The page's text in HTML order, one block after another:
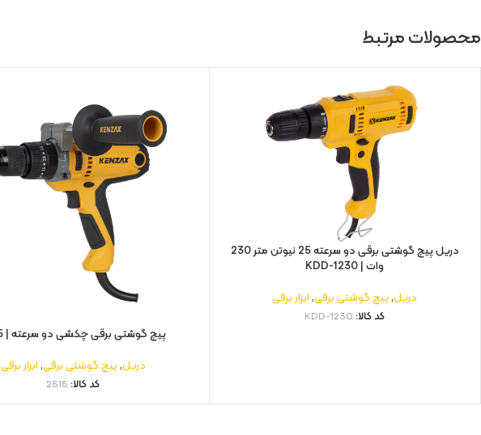
محصولات مرتبط
دریل پیچ گوشتی برقی دو سرعته 25 نیوتن متر 230
وات | KDD-1230
دریل,پیچ گوشتی برقی,ابزار برقی
کد کالا: KDD-1230
پیچ گوشتی برقی چکشی دو سرعته | 2515
دریل,پیچ گوشتی برقی,ابزار برقی
کد کالا: 2515